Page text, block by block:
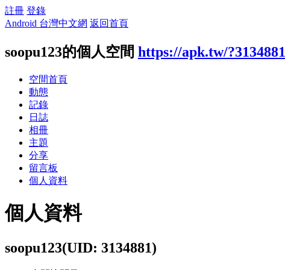
註冊 登錄
Android 台灣中文網 返回首頁
soopu123的個人空間 https://apk.tw/?3134881
空間首頁
動態
記錄
日誌
相冊
主題
分享
留言板
個人資料
個人資料
soopu123(UID: 3134881)